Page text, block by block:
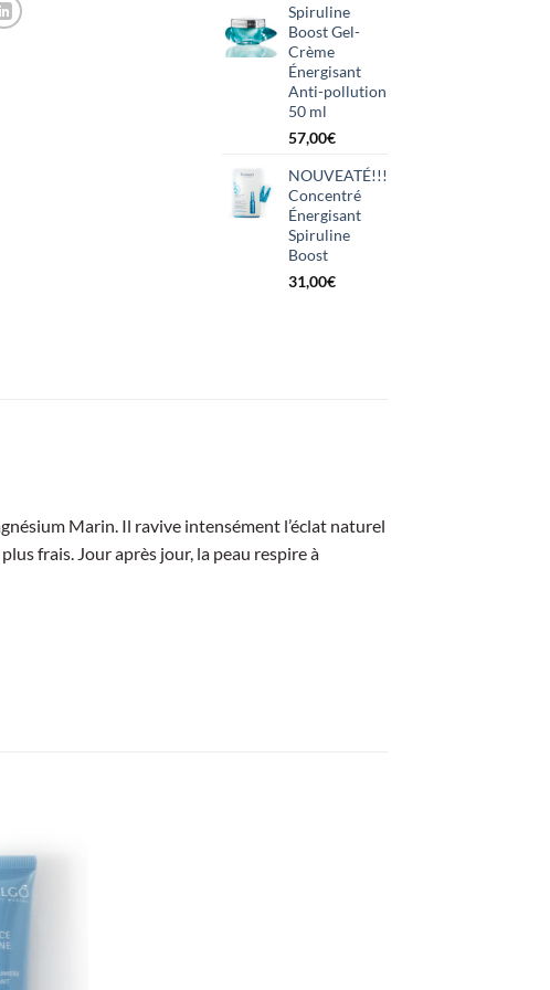
Spiruline
Boost Gel-
Crème
Énergisant
Anti-pollution
50 ml
57,00€
NOUVEATÉ!!!
Concentré
Énergisant
Spiruline
Boost
31,00€
Marin. Il ravive intensément l’éclat naturel
frais. Jour après jour, la peau respire à